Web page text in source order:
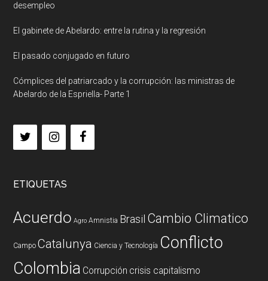
desempleo
El gabinete de Abelardo: entre la rutina y la regresión
El pasado conjugado en futuro
Cómplices del patriarcado y la corrupción: las ministras de
Abelardo de la Espriella- Parte 1
ETIQUETAS
Acuerdo Agro Amnistia Brasil Cambio Climatico
Campo Catalunya Ciencia y Tecnología Conflicto
Colombia Corrupción crisis capitalismo